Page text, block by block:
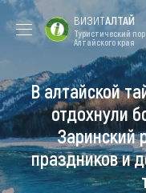
Форум VISIT
ALTAI
Туры
Где побывать
ВИЗИТАЛТАЙ
Туристический
Алтайского края
В алтайской
отдохнули
Заринский
праздников и